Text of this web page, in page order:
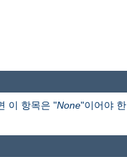
이 항목은 "None"이어야 한